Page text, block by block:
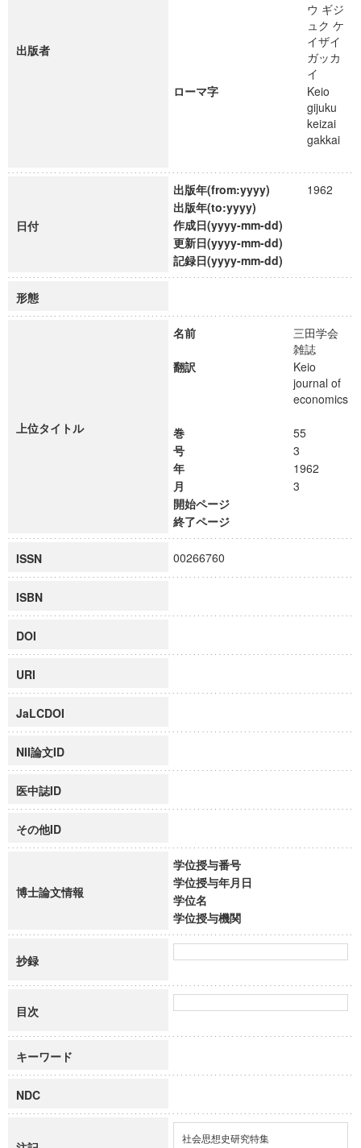
出版者
ウ ギジ
ュク ケ
イザイ
ガッカ
イ
ローマ字
Keio
gijuku
keizai
gakkai
日付
出版年(from:yyyy)
1962
出版年(to:yyyy)
作成日(yyyy-mm-dd)
更新日(yyyy-mm-dd)
記録日(yyyy-mm-dd)
形態
上位タイトル
名前
三田学会
雑誌
翻訳
Keio
journal of
economics
巻
55
号
3
年
1962
月
3
開始ページ
終了ページ
ISSN 00266760
ISBN
DOI
URI
JaLCDOI
NII論文ID
医中誌ID
その他ID
博士論文情報
学位授与番号
学位授与年月日
学位名
学位授与機関
抄録
目次
キーワード
NDC
社会思想史研究特集